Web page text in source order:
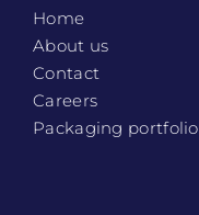
Home
About us
Contact
Careers
Packaging portfolio